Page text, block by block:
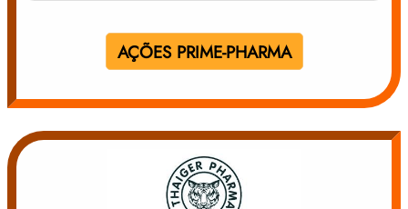
AÇÕES PRIME-PHARMA